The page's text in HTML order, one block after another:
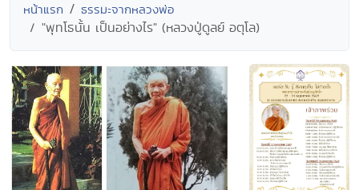
หน้าแรก ธรรมะจากหลวงพ่อ
"พุทโธนั้น เป็นอย่างไร" (หลวงปู่ดูลย์ อตุโล)